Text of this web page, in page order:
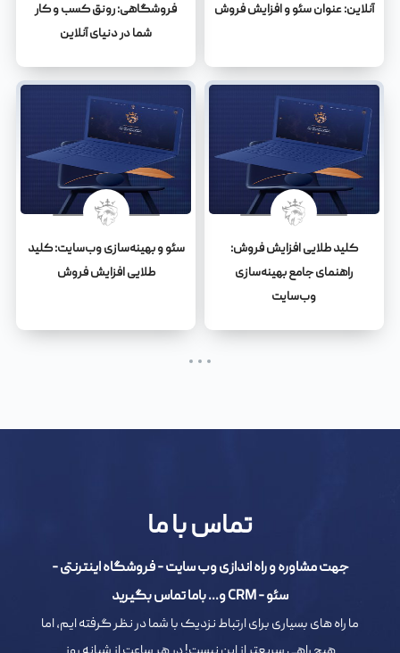
آنلاین: عنوان سئو و افزایش فروش
فروشگاهی: رونق کسب و کار
شما در دنیای آنلاین
کلید طلایی افزایش فروش:
راهنمای جامع بهینه‌سازی
وب‌سایت
سئو و بهینه‌سازی وب‌سایت: کلید
طلایی افزایش فروش
تماس با ما
جهت مشاوره و راه اندازی وب سایت - فروشگاه اینترنتی -
سئو - CRM و... باما تماس بگیرید
ما راه های بسیاری برای ارتباط نزدیک با شما در نظر گرفته ایم، اما